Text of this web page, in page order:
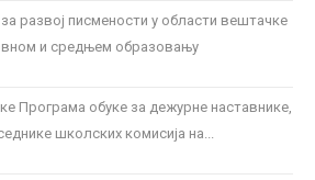
развој писмености у области вештачке
и средњем образовању
Програмa обуке за дежурне наставнике,
школских комисија на...